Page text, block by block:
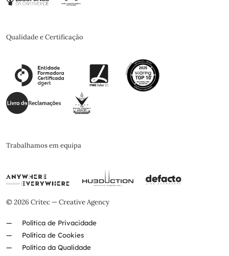
Qualidade e Certificação
Trabalhamos em equipa
© 2026 Critec — Creative Agency
Política de Privacidade
Política de Cookies
Política da Qualidade